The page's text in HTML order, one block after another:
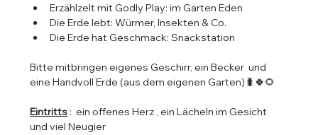
﻿﻿Erzählzelt mit Godly Play: im Garten Eden
﻿﻿Die Erde lebt: Würmer, Insekten & Co.
﻿﻿Die Erde hat Geschmack: Snackstation
Bitte mitbringen eigenes Geschirr, ein Becker  und
eine Handvoll Erde (aus dem eigenen Garten)🐛🍀🌻
Eintritts :  ein offenes Herz , ein Lächeln im Gesicht
und viel Neugier